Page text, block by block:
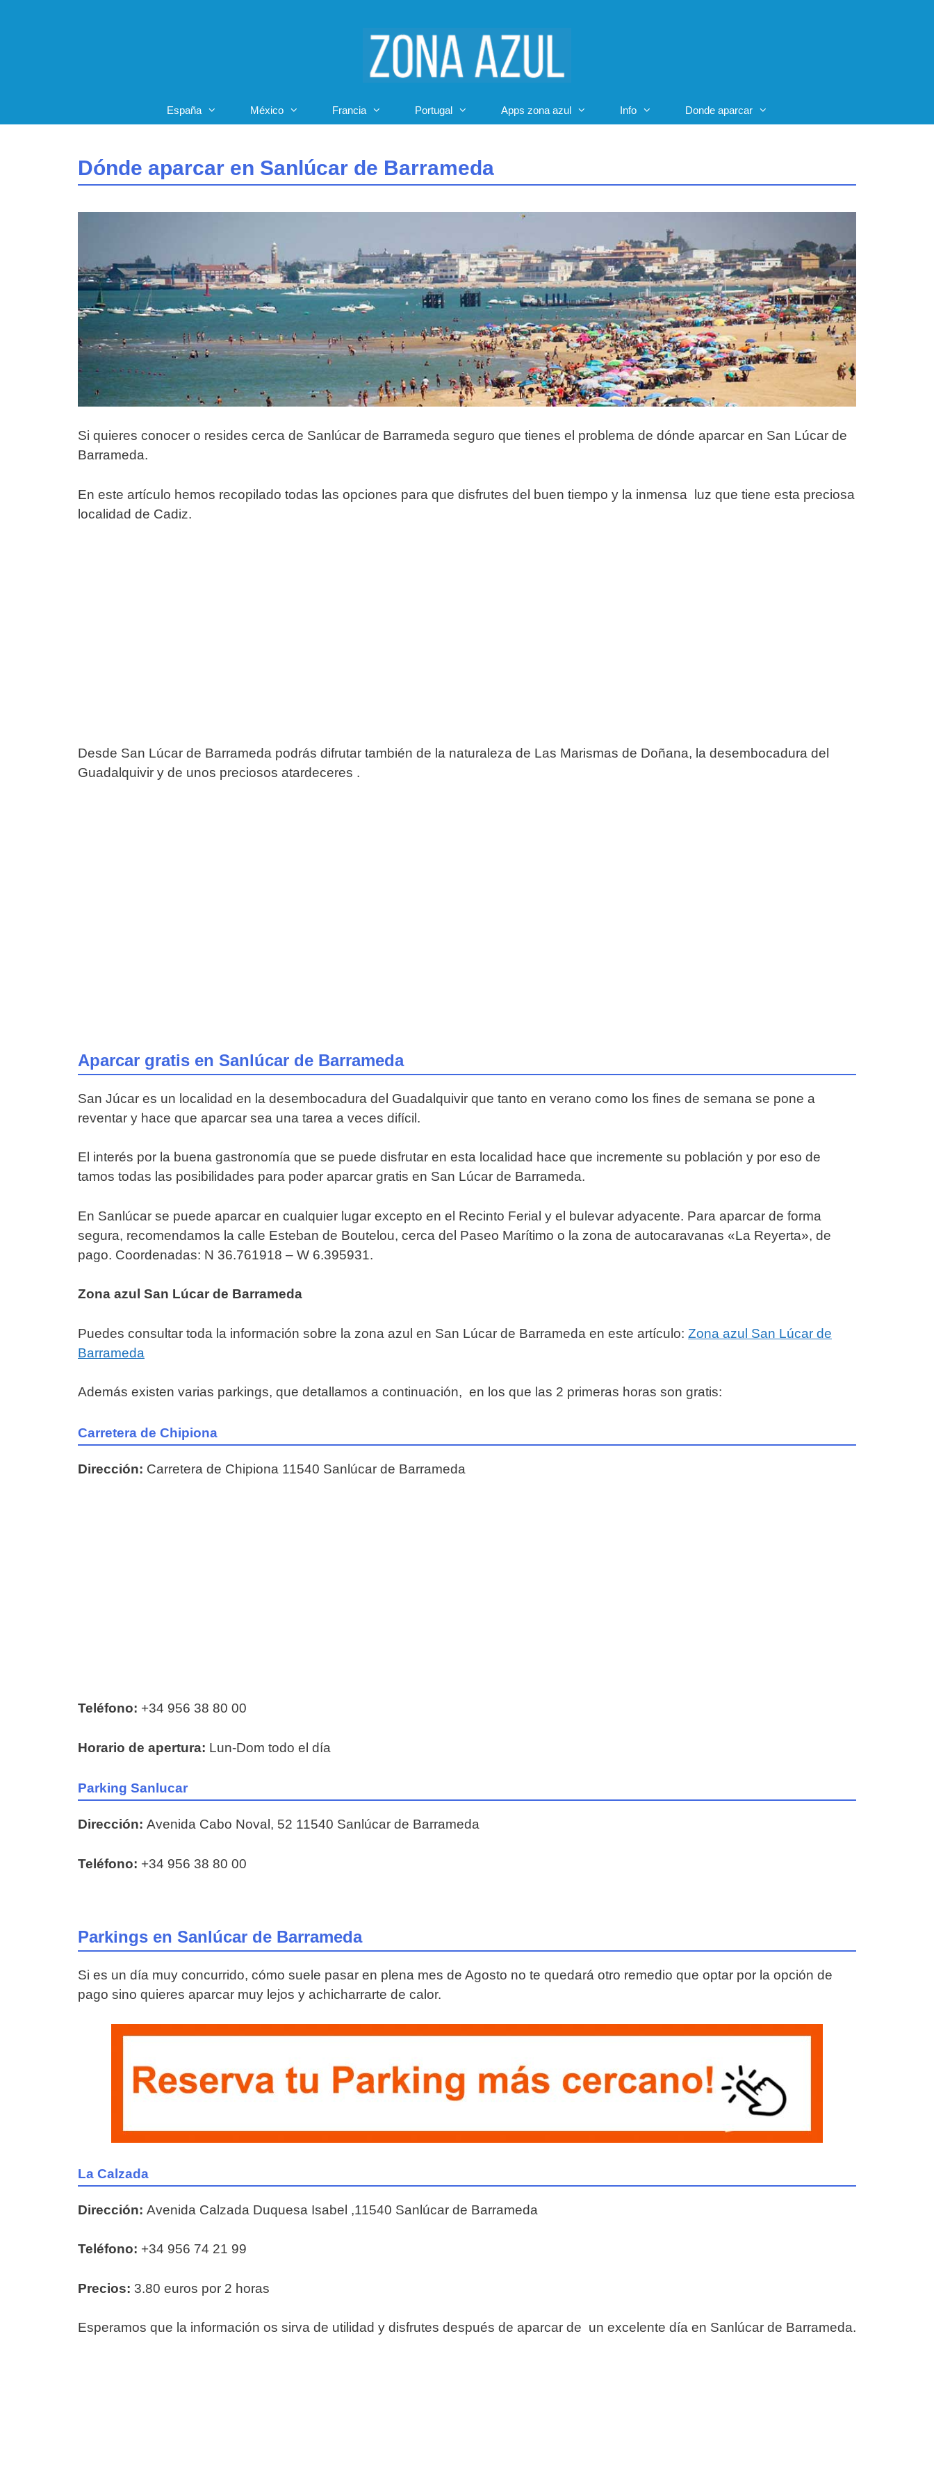
España México Francia Portugal Apps zona azul Info Donde aparcar
Dónde aparcar en Sanlúcar de Barrameda
Si quieres conocer o resides cerca de Sanlúcar de Barrameda seguro que tienes el problema de dónde aparcar en San Lúcar de
Barrameda.
En este artículo hemos recopilado todas las opciones para que disfrutes del buen tiempo y la inmensa luz que tiene esta preciosa
localidad de Cadiz.
Desde San Lúcar de Barrameda podrás difrutar también de la naturaleza de Las Marismas de Doñana, la desembocadura del
Guadalquivir y de unos preciosos atardeceres .
Aparcar gratis en Sanlúcar de Barrameda
San Júcar es un localidad en la desembocadura del Guadalquivir que tanto en verano como los fines de semana se pone a
reventar y hace que aparcar sea una tarea a veces difícil.
El interés por la buena gastronomía que se puede disfrutar en esta localidad hace que incremente su población y por eso de
tamos todas las posibilidades para poder aparcar gratis en San Lúcar de Barrameda.
En Sanlúcar se puede aparcar en cualquier lugar excepto en el Recinto Ferial y el bulevar adyacente. Para aparcar de forma
segura, recomendamos la calle Esteban de Boutelou, cerca del Paseo Marítimo o la zona de autocaravanas «La Reyerta», de
pago. Coordenadas: N 36.761918 – W 6.395931.
Zona azul San Lúcar de Barrameda
Puedes consultar toda la información sobre la zona azul en San Lúcar de Barrameda en este artículo: Zona azul San Lúcar de
Barrameda
Además existen varias parkings, que detallamos a continuación, en los que las 2 primeras horas son gratis:
Carretera de Chipiona
Dirección: Carretera de Chipiona 11540 Sanlúcar de Barrameda
Teléfono: +34 956 38 80 00
Horario de apertura: Lun-Dom todo el día
Parking Sanlucar
Dirección: Avenida Cabo Noval, 52 11540 Sanlúcar de Barrameda
Teléfono: +34 956 38 80 00
Parkings en Sanlúcar de Barrameda
Si es un día muy concurrido, cómo suele pasar en plena mes de Agosto no te quedará otro remedio que optar por la opción de
pago sino quieres aparcar muy lejos y achicharrarte de calor.
La Calzada
Dirección: Avenida Calzada Duquesa Isabel ,11540 Sanlúcar de Barrameda
Teléfono: +34 956 74 21 99
Precios: 3.80 euros por 2 horas
Esperamos que la información os sirva de utilidad y disfrutes después de aparcar de un excelente día en Sanlúcar de Barrameda.